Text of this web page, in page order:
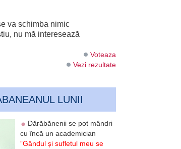
va schimba nimic
nu mă interesează
Voteaza
Vezi rezultate
LUNII
Dărăbănenii se pot mândri
cu încă un academician
”Gândul și sufletul meu se